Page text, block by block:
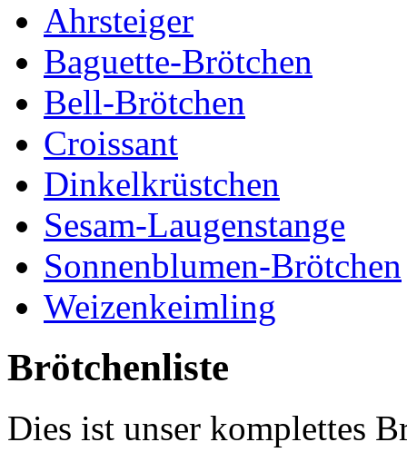
Ahrsteiger
Baguette-Brötchen
Bell-Brötchen
Croissant
Dinkelkrüstchen
Sesam-Laugenstange
Sonnenblumen-Brötchen
Weizenkeimling
Brötchenliste
Dies ist unser komplettes